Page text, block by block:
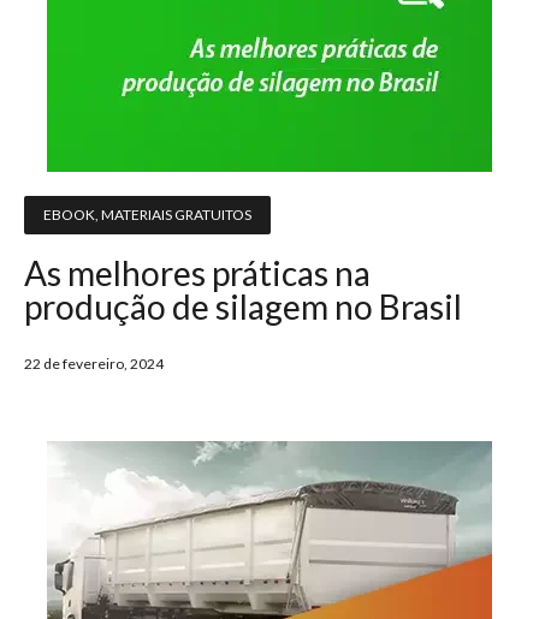
EBOOK, MATERIAIS GRATUITOS
As melhores práticas na
produção de silagem no Brasil
22 de fevereiro, 2024